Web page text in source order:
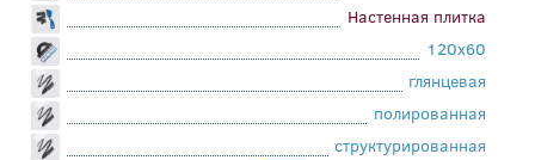
Настенная плитка
120x60
глянцевая
полированная
структурированная